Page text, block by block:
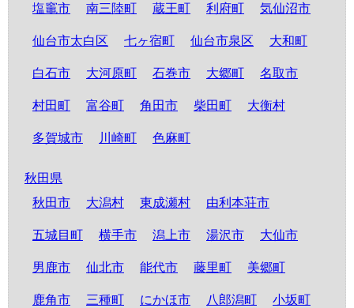
塩竈市 南三陸町 蔵王町 利府町 気仙沼市
仙台市太白区 七ヶ宿町 仙台市泉区 大和町
白石市 大河原町 石巻市 大郷町 名取市
村田町 富谷町 角田市 柴田町 大衡村
多賀城市 川崎町 色麻町
秋田県
秋田市
大潟村 東成瀬村 由利本荘市
五城目町 横手市 潟上市 湯沢市 大仙市
男鹿市 仙北市 能代市 藤里町 美郷町
鹿角市 三種町 にかほ市 八郎潟町 小坂町